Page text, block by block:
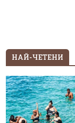
НАЙ-ЧЕТЕНИ